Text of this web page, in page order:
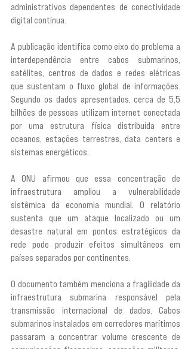
administrativos dependentes de conectividade
digital contínua.
A publicação identifica como eixo do problema a
interdependência entre cabos submarinos,
satélites, centros de dados e redes elétricas
que sustentam o fluxo global de informações.
Segundo os dados apresentados, cerca de 5,5
bilhões de pessoas utilizam internet conectada
por uma estrutura física distribuída entre
oceanos, estações terrestres, data centers e
sistemas energéticos.
A ONU afirmou que essa concentração de
infraestrutura ampliou a vulnerabilidade
sistêmica da economia mundial. O relatório
sustenta que um ataque localizado ou um
desastre natural em pontos estratégicos da
rede pode produzir efeitos simultâneos em
países separados por continentes.
O documento também menciona a fragilidade da
infraestrutura submarina responsável pela
transmissão internacional de dados. Cabos
submarinos instalados em corredores marítimos
passaram a concentrar volume crescente de